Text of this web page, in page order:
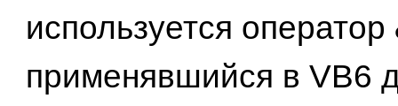
используется оператор
применявшийся в VB6